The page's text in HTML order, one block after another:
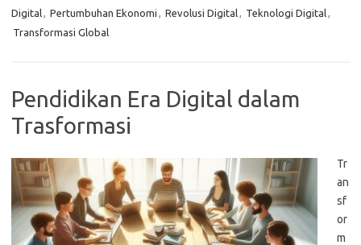
Digital, Pertumbuhan Ekonomi , Revolusi Digital, Teknologi Digital,
Transformasi Global
Pendidikan Era Digital dalam
Trasformasi
Tr
an
sf
or
m